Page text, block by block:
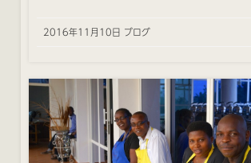
2016年11月10日 ブログ